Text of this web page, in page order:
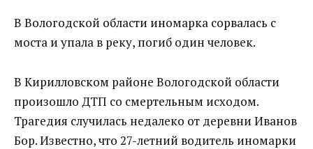
В Вологодской области иномарка сорвалась с
моста и упала в реку, погиб один человек.
В Кирилловском районе Вологодской области
произошло ДТП со смертельным исходом.
Трагедия случилась недалеко от деревни Иванов
Бор. Известно, что 27-летний водитель иномарки